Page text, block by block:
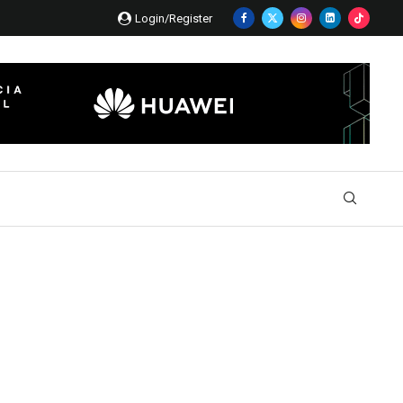
Login/Register